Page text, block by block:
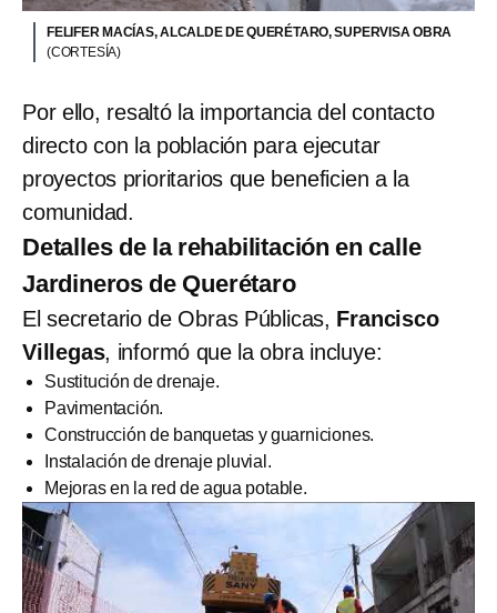
FELIFER MACÍAS, ALCALDE DE QUERÉTARO, SUPERVISA OBRA
(CORTESÍA)
Por ello, resaltó la importancia del contacto
directo con la población para ejecutar
proyectos prioritarios que beneficien a la
comunidad.
Detalles de la rehabilitación en calle
Jardineros de Querétaro
El secretario de Obras Públicas, Francisco
Villegas, informó que la obra incluye:
Sustitución de drenaje.
Pavimentación.
Construcción de banquetas y guarniciones.
Instalación de drenaje pluvial.
Mejoras en la red de agua potable.